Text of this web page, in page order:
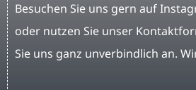
Besuchen Sie uns gern auf
oder nutzen Sie unser
Sie uns ganz unverbindlich an.